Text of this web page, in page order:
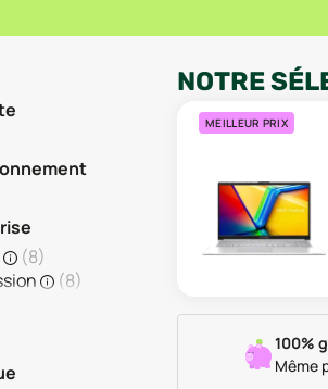
(8)
(8)
NOTRE
MEILLEUR PRIX
100%
Même